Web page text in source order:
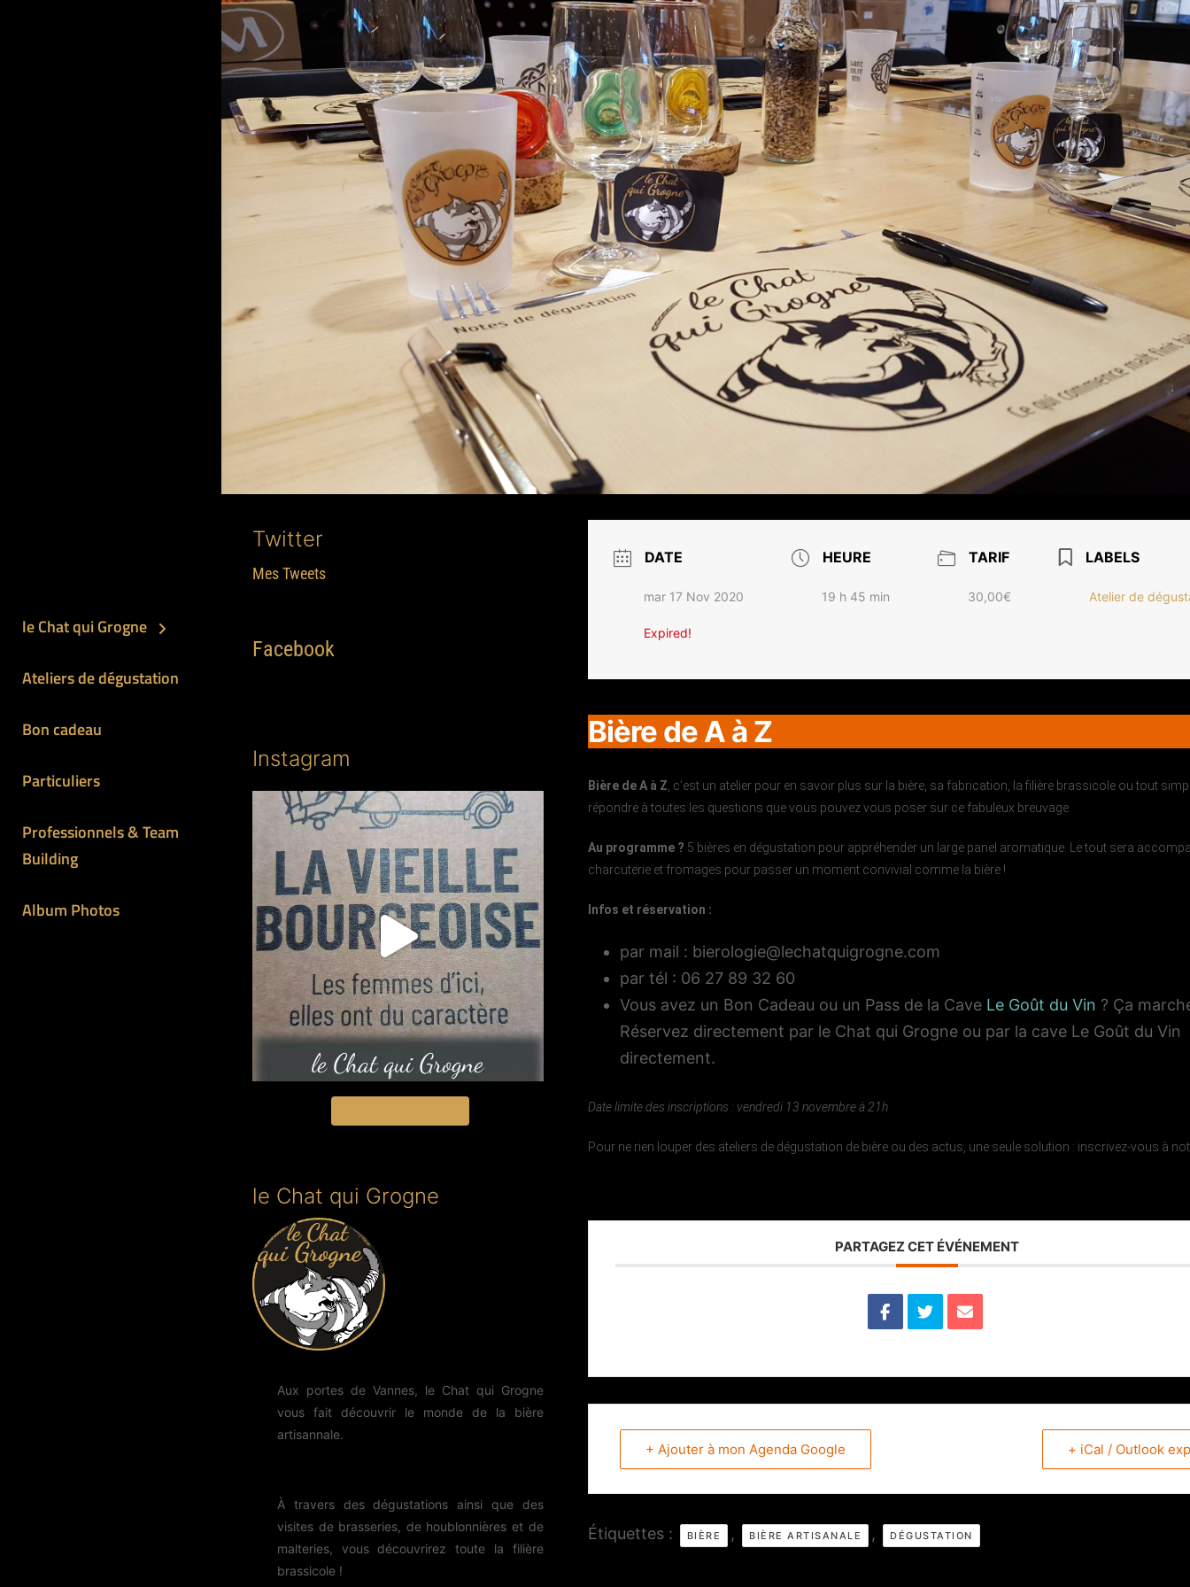
le Chat qui Grogne
Ateliers de dégustation
Bon cadeau
Particuliers
Professionnels & Team
Building
Album Photos
Twitter
Mes Tweets
Facebook
Instagram
le Chat qui Grogne
Aux portes de Vannes, le Chat qui Grogne
vous fait découvrir le monde de la bière
artisannale.
À travers des dégustations ainsi que des
visites de brasseries, de houblonnières et de
malteries, vous découvrirez toute la filière
brassicole !
DATE
mar 17 Nov 2020
Expired!
HEURE
19 h 45 min
TARIF
30,00€
LABELS
Atelier de
Bière de A à Z
Bière de A à Z , c’est un atelier pour en savoir plus sur la bière, sa fabrication, la filière brassicole ou tout
répondre à toutes les questions que vous pouvez vous poser sur ce fabuleux breuvage.
Au programme ? 5 bières en dégustation pour appréhender un large panel aromatique. Le tout sera
charcuterie et fromages pour passer un moment convivial comme la bière !
Infos et réservation :
par mail : bierologie@lechatquigrogne.com
par tél : 06 27 89 32 60
Vous avez un Bon Cadeau ou un Pass de la Cave Le Goût du Vin ? Ça
Réservez directement par le Chat qui Grogne ou par la cave Le Goût du Vin
directement.
Date limite des inscriptions : vendredi 13 novembre à 21h
Pour ne rien louper des ateliers de dégustation de bière ou des actus, une seule solution : inscrivez-vous à
PARTAGEZ CET ÉVÉNEMENT
+ Ajouter à mon Agenda Google + iCal / Outlook
Étiquettes : BIÈRE , BIÈRE ARTISANALE , DÉGUSTATION